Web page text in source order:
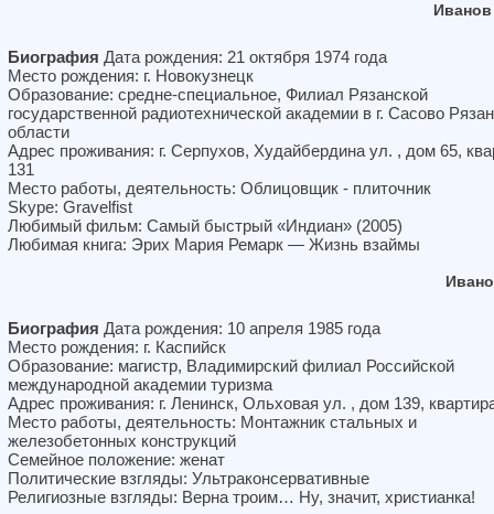
Биография Дата рождения: 21 октября 1974 года
Место рождения: г. Новокузнецк
Образование: средне-специальное, Филиал Рязанской
государственной радиотехнической академии в г. Сасово
области
Адрес проживания: г. Серпухов, Худайбердина ул. , дом 65,
131
Место работы, деятельность: Облицовщик - плиточник
Skype: Gravelfist
Любимый фильм: Самый быстрый «Индиан» (2005)
Любимая книга: Эрих Мария Ремарк — Жизнь взаймы
Биография Дата рождения: 10 апреля 1985 года
Место рождения: г. Каспийск
Образование: магистр, Владимирский филиал Российской
международной академии туризма
Адрес проживания: г. Ленинск, Ольховая ул. , дом 139,
Место работы, деятельность: Монтажник стальных и
железобетонных конструкций
Семейное положение: женат
Политические взгляды: Ультраконсервативные
Религиозные взгляды: Верна троим… Ну, значит, христианка!